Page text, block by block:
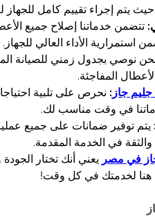
حيث يتم إجراء تقييم كامل
استمرارية الأداء العالي للجهاز.
المفاجئة.
جاز :
في وقت مناسب لك.
والثقة في الخدمة المقدمة.
في مصر
هنا لخدمتك في كل وقت!